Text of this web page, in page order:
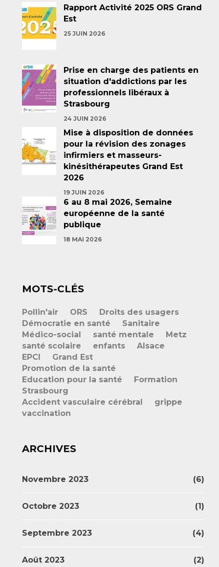
Rapport Activité 2025 ORS Grand
Est
25 JUIN 2026
Prise en charge des patients en
situation d'addictions par les
professionnels libéraux à
Strasbourg
24 JUIN 2026
Mise à disposition de données
pour la révision des zonages
infirmiers et masseurs-
kinésithérapeutes Grand Est
2026
19 JUIN 2026
6 au 8 mai 2026, Semaine
européenne de la santé
publique
18 MAI 2026
MOTS-CLÉS
Pollin'air ORS
Droits des usagers
Démocratie en santé
Sanitaire
Médico-social
santé mentale
Metz
santé scolaire
enfants
Alsace
EPCI
Grand Est
Promotion de la santé
Education pour la santé
Formation
Strasbourg
Accident vasculaire cérébral
grippe
vaccination
ARCHIVES
Novembre 2023 (6)
Octobre 2023 (1)
Septembre 2023 (4)
Août 2023 (2)